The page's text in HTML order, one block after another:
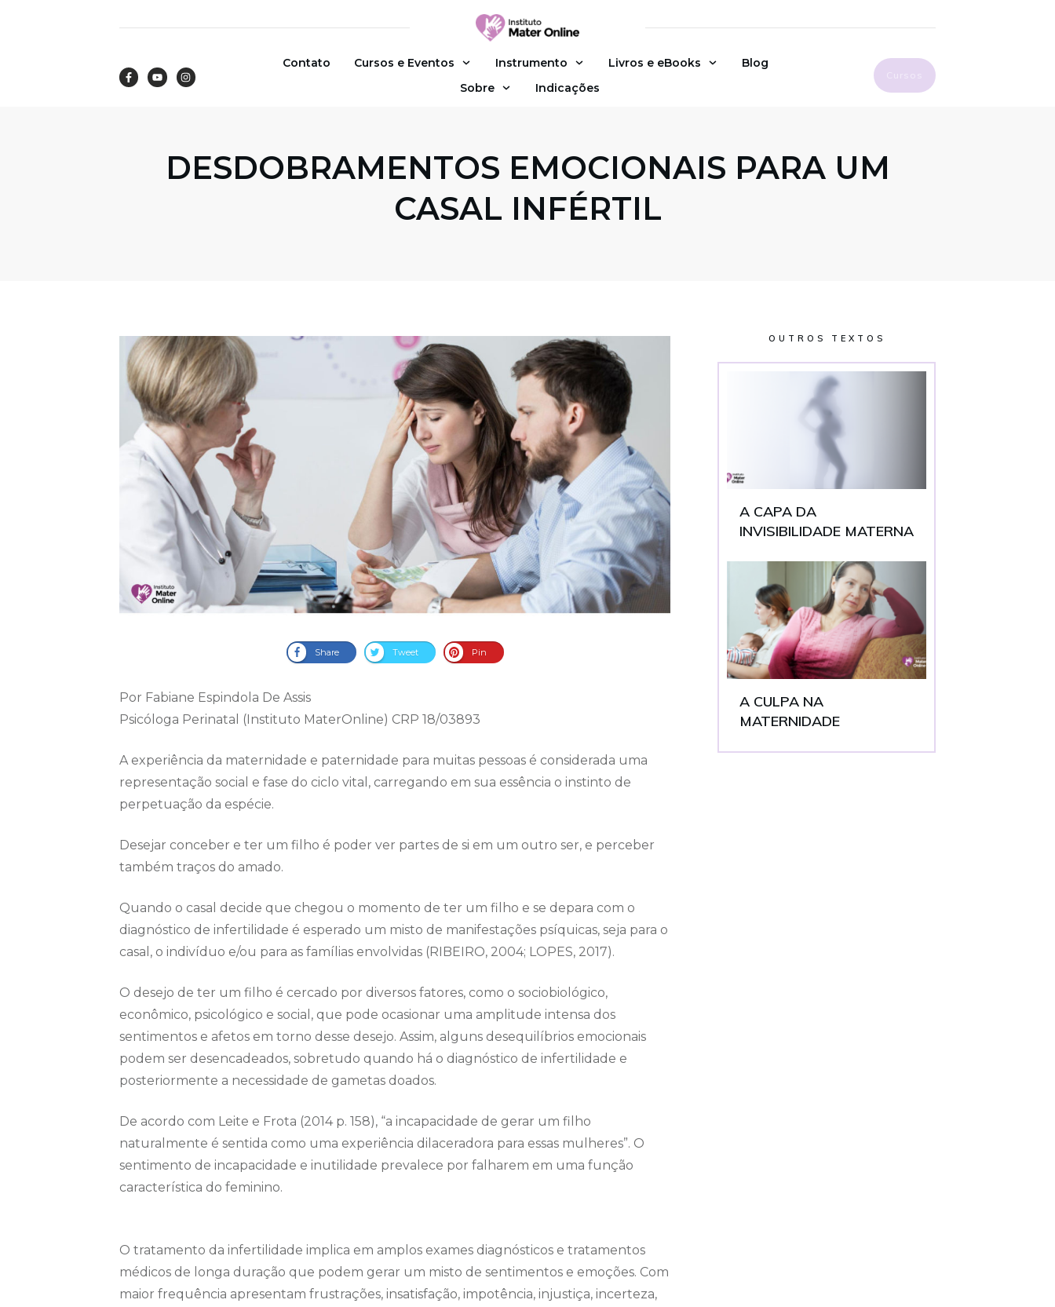
Contato Cursos e Eventos Instrumento Livros e eBooks
Blog
Sobre
Indicações
DESDOBRAMENTOS EMOCIONAIS PARA UM
CASAL INFÉRTIL
Share Tweet Pin
Por Fabiane Espindola De Assis
Psicóloga Perinatal (Instituto MaterOnline) CRP 18/03893
A experiência da maternidade e paternidade para muitas pessoas é considerada uma
representação social e fase do ciclo vital, carregando em sua essência o instinto de
perpetuação da espécie.
Desejar conceber e ter um filho é poder ver partes de si em um outro ser, e perceber
também traços do amado.
Quando o casal decide que chegou o momento de ter um filho e se depara com o
diagnóstico de infertilidade é esperado um misto de manifestações psíquicas, seja para o
casal, o indivíduo e/ou para as famílias envolvidas (RIBEIRO, 2004; LOPES, 2017).
O desejo de ter um filho é cercado por diversos fatores, como o sociobiológico,
econômico, psicológico e social, que pode ocasionar uma amplitude intensa dos
sentimentos e afetos em torno desse desejo. Assim, alguns desequilíbrios emocionais
podem ser desencadeados, sobretudo quando há o diagnóstico de infertilidade e
posteriormente a necessidade de gametas doados.
De acordo com Leite e Frota (2014 p. 158), “a incapacidade de gerar um filho
naturalmente é sentida como uma experiência dilaceradora para essas mulheres”. O
sentimento de incapacidade e inutilidade prevalece por falharem em uma função
característica do feminino.
O tratamento da infertilidade implica em amplos exames diagnósticos e tratamentos
médicos de longa duração que podem gerar um misto de sentimentos e emoções. Com
maior frequência apresentam frustrações, insatisfação, impotência, injustiça, incerteza,
OUTROS TEXTOS
A CAPA DA
INVISIBILIDADE MATERNA
A CULPA NA
MATERNIDADE